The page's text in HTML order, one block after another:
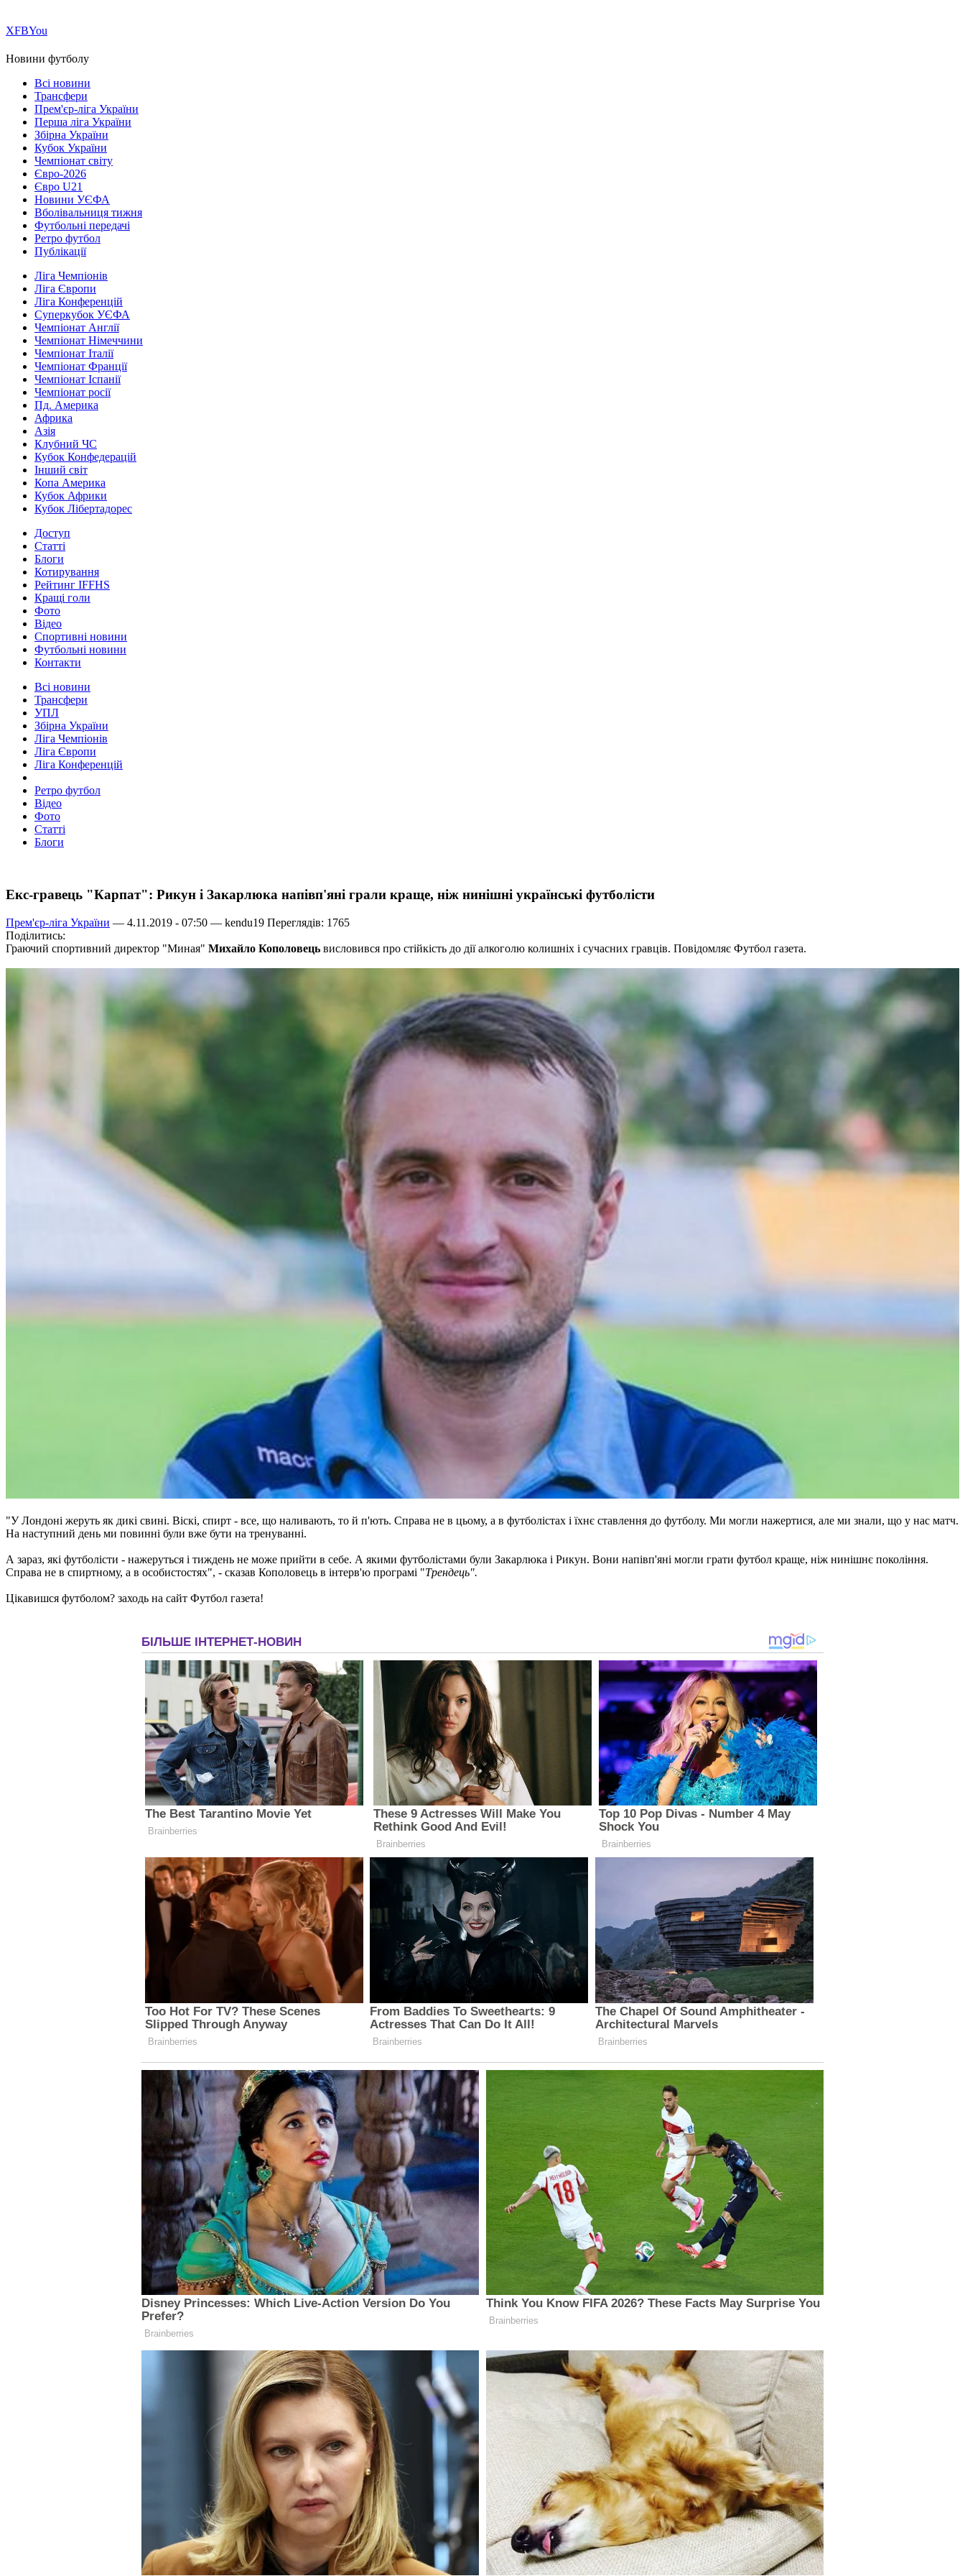
ХFBYou
Новини футболу
Всі новини
Трансфери
Прем'єр-ліга України
Перша ліга України
Збірна України
Кубок України
Чемпіонат світу
Євро-2026
Євро U21
Новини УЄФА
Вболівальниця тижня
Футбольні передачі
Ретро футбол
Публікації
Ліга Чемпіонів
Ліга Європи
Ліга Конференцій
Суперкубок УЄФА
Чемпіонат Англії
Чемпіонат Німеччини
Чемпіонат Італії
Чемпіонат Франції
Чемпіонат Іспанії
Чемпіонат росії
Пд. Америка
Африка
Азія
Клубний ЧС
Кубок Конфедерацій
Інший світ
Копа Америка
Кубок Африки
Кубок Лібертадорес
Доступ
Статті
Блоги
Котирування
Рейтинг IFFHS
Кращі голи
Фото
Відео
Спортивні новини
Футбольні новини
Контакти
Всі новини
Трансфери
УПЛ
Збірна України
Ліга Чемпіонів
Ліга Європи
Ліга Конференцій
Ретро футбол
Відео
Фото
Статті
Блоги
Екс-гравець "Карпат": Рикун і Закарлюка напівп'яні грали краще, ніж нинішні українські футболісти
Прем'єр-ліга України — 4.11.2019 - 07:50 — kendu19 Переглядів: 1765
Поділитись:
Граючий спортивний директор "Миная" Михайло Кополовець висловився про стійкість до дії алкоголю колишніх і сучасних гравців. Повідомляє Футбол газета.
"У Лондоні жеруть як дикі свині. Віскі, спирт - все, що наливають, то й п'ють. Справа не в цьому, а в футболістах і їхнє ставлення до футболу. Ми могли нажертися, але ми знали, що у нас матч.
На наступний день ми повинні були вже бути на тренуванні.
А зараз, які футболісти - нажеруться і тиждень не може прийти в себе. А якими футболістами були Закарлюка і Рикун. Вони напівп'яні могли грати футбол краще, ніж нинішнє покоління.
Справа не в спиртному, а в особистостях", - сказав Кополовець в інтерв'ю програмі "Трендець".
Цікавишся футболом? заходь на сайт Футбол газета!